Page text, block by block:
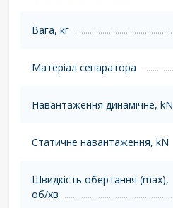
Вага, кг
Матеріал сепаратора
Навантаження динамічне, kN
Статичне навантаження, kN
Швидкість обертання (max),
об/хв